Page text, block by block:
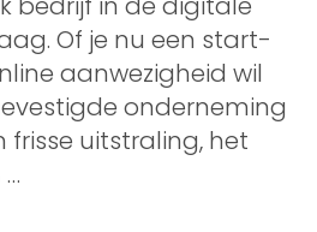
Of je nu een start-
aanwezigheid wil
onderneming
frisse uitstraling, het